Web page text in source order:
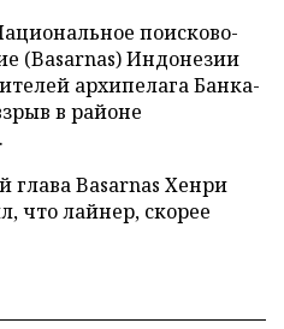
поисково-
(Basarnas) Индонезии
архипелага Банка-
в районе
Basarnas Хенри
что лайнер, скорее